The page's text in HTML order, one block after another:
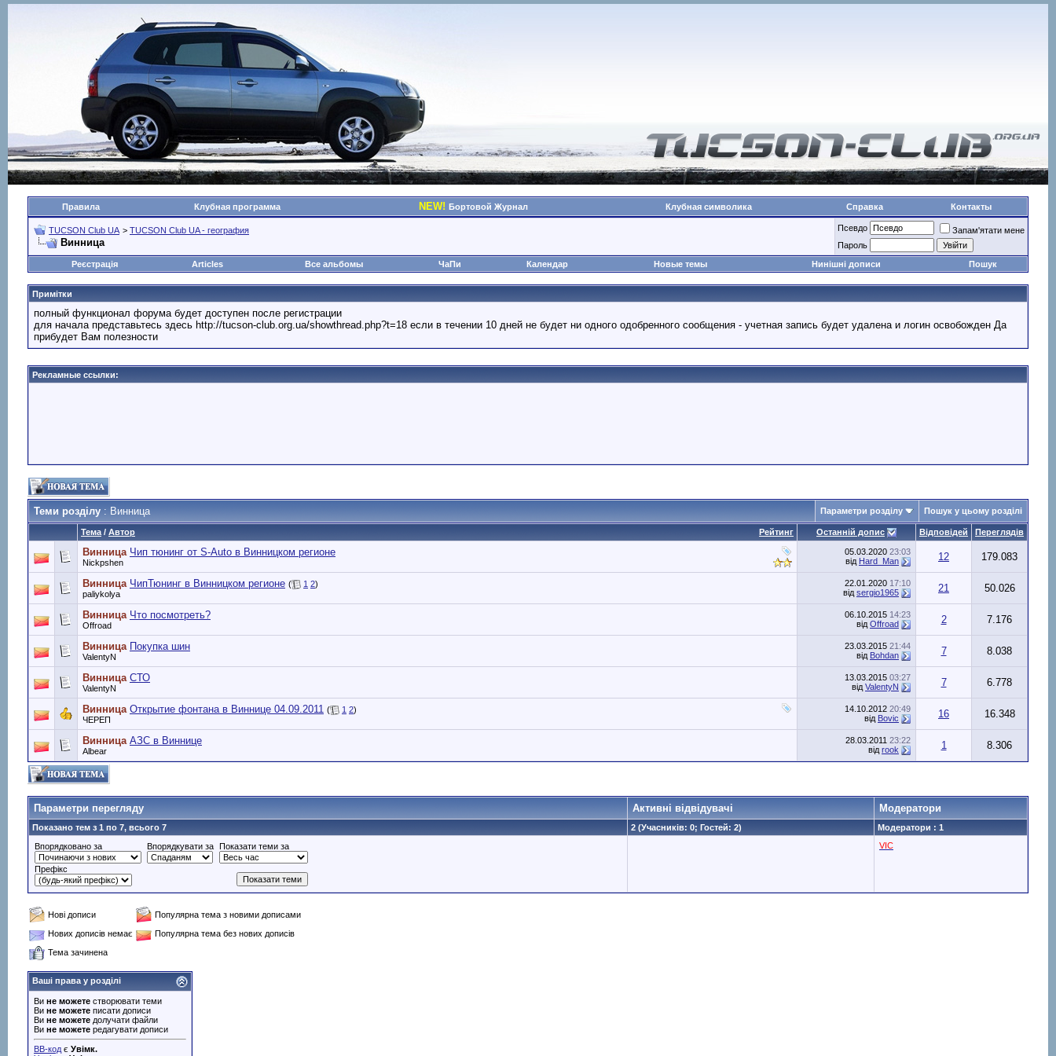
Правила Клубная программа NEW! Бортовой Журнал Клубная символика Справка Контакты
TUCSON Club UA > TUCSON Club UA - география
Винница
Псевдо
Запам'ятати мене
Пароль
Реєстрація
Articles Все альбомы ЧаПи Календар Новые темы Нинішні дописи Пошук
Примітки
полный функционал форума будет доступен после регистрации
для начала представьтесь здесь http://tucson-club.org.ua/showthread.php?t=18 если в течении 10 дней не будет ни одного одобренного сообщения - учетная запись будет удалена и логин освобожден Да
прибудет Вам полезности
Рекламные ссылки:
Теми розділу : Винница Параметри розділу Пошук у цьому розділі
Рейтинг
Тема / Автор Останній допис Відповідей Переглядів
Винница Чип тюнинг от S-Auto в Винницком регионе
Nickpshen
05.03.2020 23:03
від Hard_Man 12 179.083
Винница ЧипТюнинг в Винницком регионе ( 1 2)
paliykolya
22.01.2020 17:10
від sergio1965 21 50.026
Винница Что посмотреть?
Offroad
06.10.2015 14:23
від Offroad 2 7.176
Винница Покупка шин
ValentyN
23.03.2015 21:44
від Bohdan 7 8.038
Винница СТО
ValentyN
13.03.2015 03:27
від ValentyN 7 6.778
Винница Открытие фонтана в Виннице 04.09.2011 ( 1 2)
ЧЕРЕП
14.10.2012 20:49
від Bovic 16 16.348
Винница АЗС в Виннице
Albear
28.03.2011 23:22
від rook 1 8.306
Параметри перегляду Активні відвідувачі Модератори
Показано тем з 1 по 7, всього 7 2 (Учасників: 0; Гостей: 2)
Модератори : 1
Впорядковано за
Впорядкувати за Показати теми за
Префікс
VIC
Нові дописи
Популярна тема з новими дописами
Нових дописів немає
Популярна тема без нових дописів
Тема зачинена
Ваші права у розділі
Ви не можете створювати теми
Ви не можете писати дописи
Ви не можете долучати файли
Ви не можете редагувати дописи
BB-код є Увімк.